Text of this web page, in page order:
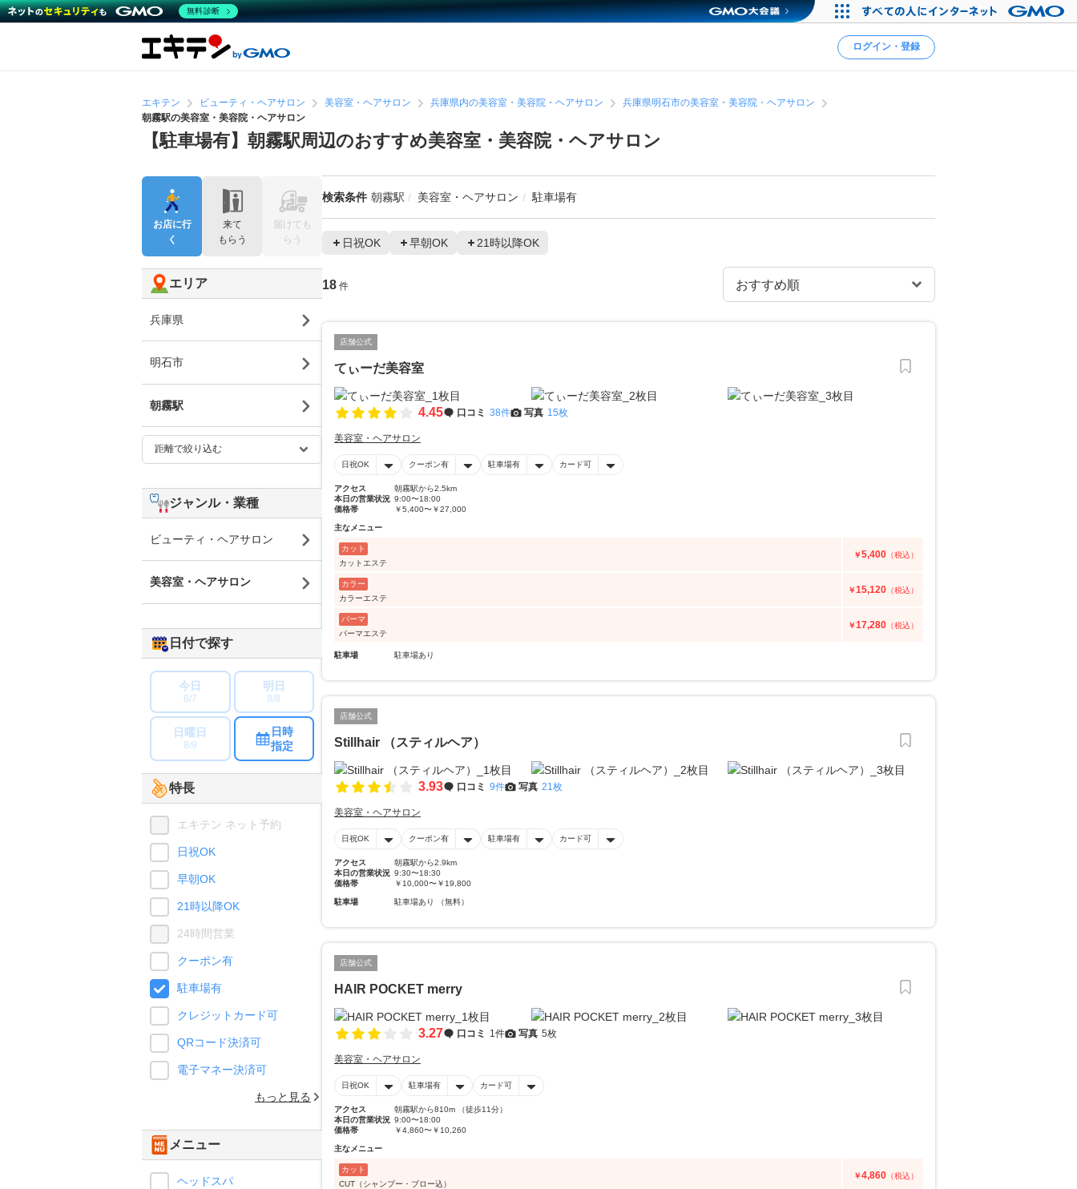
ログイン・登録
エキテン ビューティ・ヘアサロン 美容室・ヘアサロン 兵庫県内の美容室・美容院・ヘアサロン
兵庫県明石市の美容室・美容院・ヘアサロン
朝霧駅の美容室・美容院・ヘアサロン
【駐車場有】朝霧駅周辺のおすすめ美容室・美容院・ヘアサロン
検索条件 朝霧駅 美容室・ヘアサロン 駐車場有
日祝OK 早朝OK 21時以降OK
18 件
店舗公式
てぃーだ美容室
4.45 口コミ 38件 写真 15枚
美容室・ヘアサロン
日祝OK クーポン有 駐車場有 カード可
アクセス
朝霧駅から2.5km
本日の営業状況 9:00〜18:00
価格帯
￥5,400〜￥27,000
主なメニュー
カット
カットエステ
￥5,400 （税込）
カラー
カラーエステ
￥15,120 （税込）
パーマ
パーマエステ
￥17,280 （税込）
駐車場 駐車場あり
店舗公式
Stillhair （スティルヘア）
3.93 口コミ 9件 写真 21枚
美容室・ヘアサロン
日祝OK クーポン有 駐車場有 カード可
アクセス
朝霧駅から2.9km
本日の営業状況 9:30〜18:30
価格帯
￥10,000〜￥19,800
駐車場 駐車場あり （無料）
店舗公式
HAIR POCKET merry
3.27 口コミ 1件 写真 5枚
美容室・ヘアサロン
日祝OK 駐車場有 カード可
アクセス
朝霧駅から810m （徒歩11分）
本日の営業状況 9:00〜18:00
価格帯
￥4,860〜￥10,260
主なメニュー
カット
CUT（シャンプー・ブロー込）
￥4,860 （税込）
お店に行
く
来て
もらう
届けても
らう
エリア
兵庫県
明石市
朝霧駅
ジャンル・業種
ビューティ・ヘアサロン
美容室・ヘアサロン
日付で探す
今日
8/7
明日
8/8
日曜日
8/9
日時
指定
特長
エキテン ネット予約
日祝OK
早朝OK
21時以降OK
24時間営業
クーポン有
駐車場有
クレジットカード可
QRコード決済可
電子マネー決済可
もっと見る
メニュー
ヘッドスパ
無料診断